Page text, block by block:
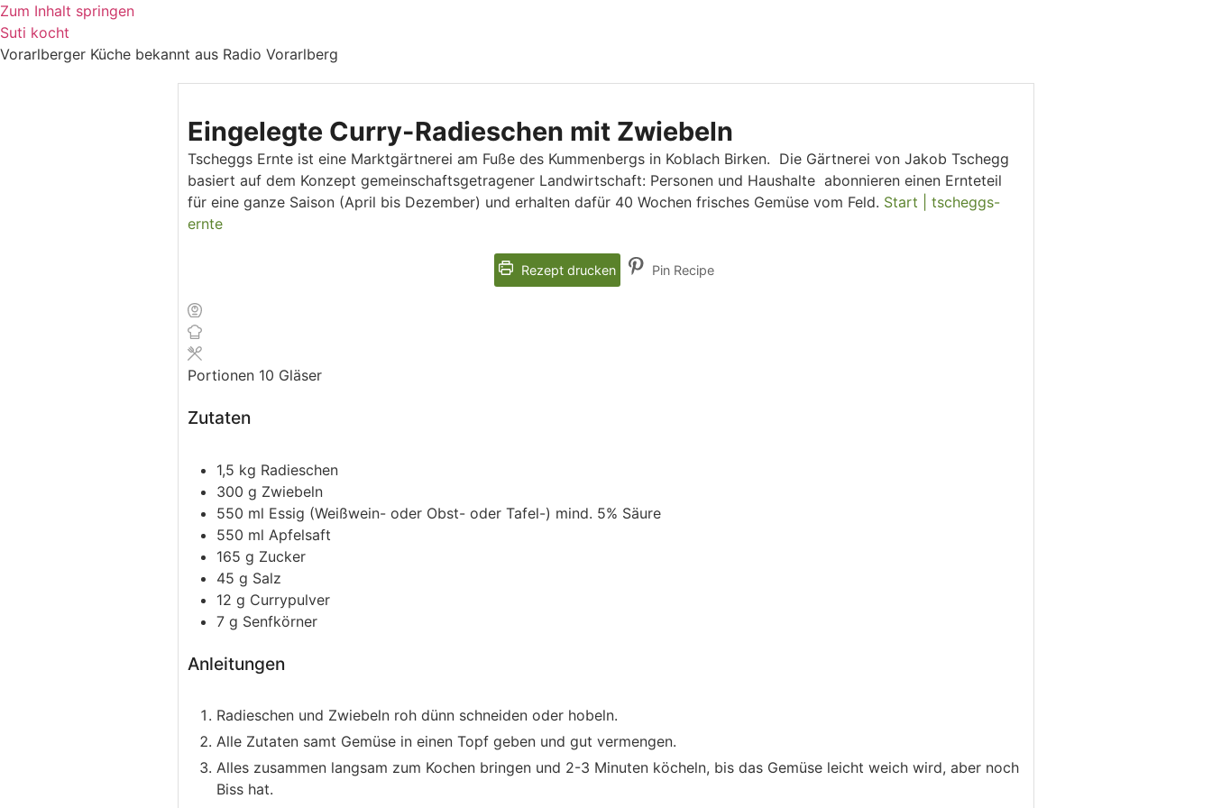
Zum Inhalt springen
Suti kocht
Vorarlberger Küche bekannt aus Radio Vorarlberg
Eingelegte Curry-Radieschen mit Zwiebeln
Tscheggs Ernte ist eine Marktgärtnerei am Fuße des Kummenbergs in Koblach Birken. Die Gärtnerei von Jakob Tschegg
basiert auf dem Konzept gemeinschaftsgetragener Landwirtschaft: Personen und Haushalte abonnieren einen Ernteteil
für eine ganze Saison (April bis Dezember) und erhalten dafür 40 Wochen frisches Gemüse vom Feld. Start | tscheggs-
ernte
Rezept drucken Pin Recipe
Portionen 10 Gläser
Zutaten
1,5 kg Radieschen
300 g Zwiebeln
550 ml Essig (Weißwein- oder Obst- oder Tafel-) mind. 5% Säure
550 ml Apfelsaft
165 g Zucker
45 g Salz
12 g Currypulver
7 g Senfkörner
Anleitungen
Radieschen und Zwiebeln roh dünn schneiden oder hobeln.
Alle Zutaten samt Gemüse in einen Topf geben und gut vermengen.
Alles zusammen langsam zum Kochen bringen und 2-3 Minuten köcheln, bis das Gemüse leicht weich wird, aber noch
Biss hat.